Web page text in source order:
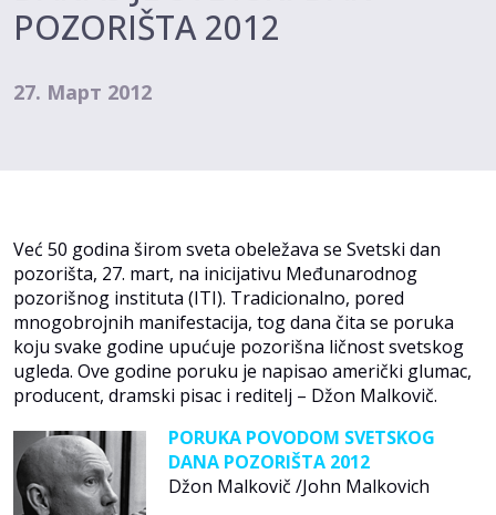
POZORIŠTA 2012
27. Март 2012
Već 50 godina širom sveta obeležava se Svetski dan
pozorišta, 27. mart, na inicijativu Međunarodnog
pozorišnog instituta (ITI). Tradicionalno, pored
mnogobrojnih manifestacija, tog dana čita se poruka
koju svake godine upućuje pozorišna ličnost svetskog
ugleda. Ove godine poruku je napisao američki glumac,
producent, dramski pisac i reditelj – Džon Malkovič.
PORUKA POVODOM SVETSKOG
DANA POZORIŠTA 2012
Džon Malkovič /John Malkovich